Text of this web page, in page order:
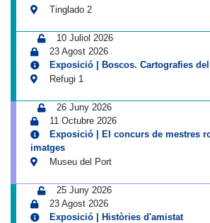
Tinglado 2
10 Juliol 2026
23 Agost 2026
Exposició | Boscos. Cartografies
Refugi 1
26 Juny 2026
11 Octubre 2026
Exposició | El concurs de mestres
imatges
Museu del Port
25 Juny 2026
23 Agost 2026
Exposició | Històries d'amistat